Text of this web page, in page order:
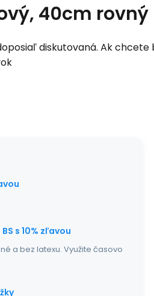
40cm rovný
diskutovaná. Ak chcete
s 10% zľavou
a bez latexu. Využite časovo